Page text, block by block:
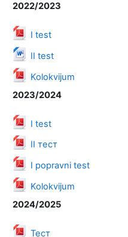
2022/2023
I test
Datoteka
II test
Datoteka
Kolokvijum
Datoteka
2023/2024
I test
Datoteka
II тест
Datoteka
I popravni test
Datoteka
Kolokvijum
Datoteka
2024/2025
Тест
Datoteka